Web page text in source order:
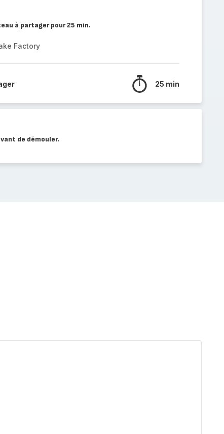
à partager pour 25 min.
Factory
25 min
de démouler.